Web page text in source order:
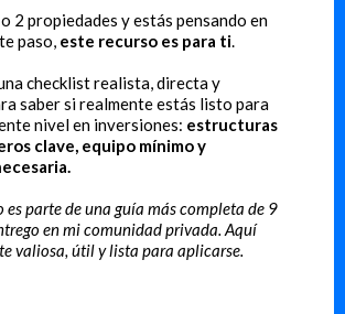
2 propiedades y estás pensando en
paso, este recurso es para ti.
checklist realista, directa y
saber si realmente estás listo para
nivel en inversiones: estructuras
clave, equipo mínimo y
es parte de una guía más completa de 9
en mi comunidad privada. Aquí
valiosa, útil y lista para aplicarse.